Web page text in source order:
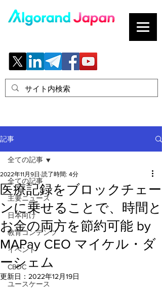
記事
全ての記事
主要ニュース
日本向け
教育コンテンツ
イベント
CBDC
ユースケース
全ての記事
医療記録をブロックチェー
ンに乗せることで、時間と
お金の両方を節約可能 by
MAPay CEO マイケル・ダ
ーシェム
2022年11月9日 読了時間: 4分
更新日： 2022年12月19日